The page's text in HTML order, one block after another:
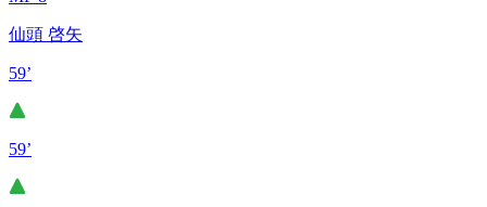
仙頭 啓矢
59’
59’